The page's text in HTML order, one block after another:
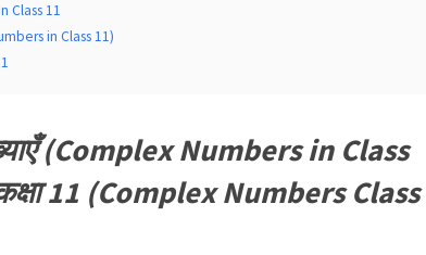
Class 11
in Class 11)
(Complex Numbers in Class
11 (Complex Numbers Class